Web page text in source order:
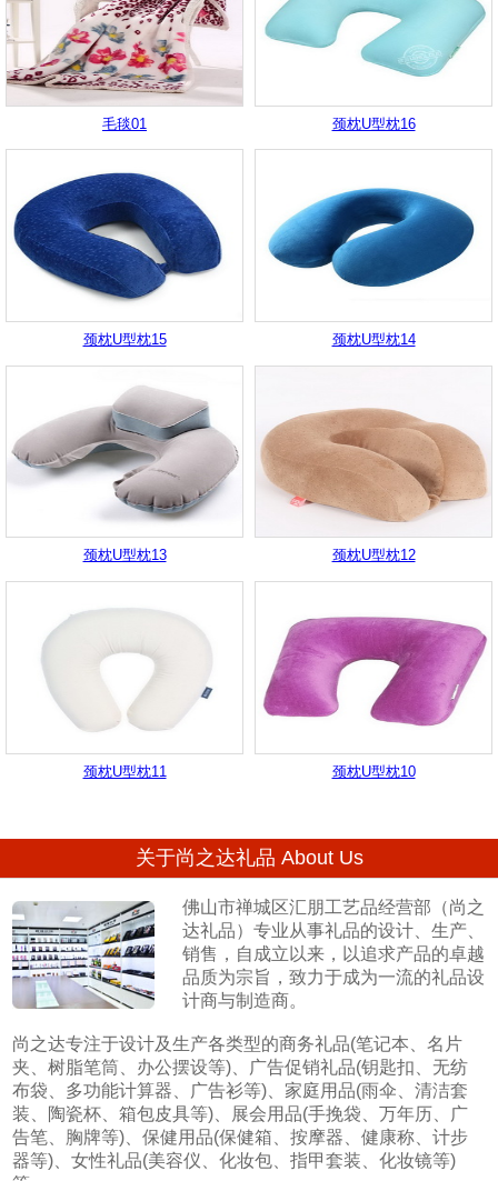
毛毯01 颈枕U型枕16
颈枕U型枕15 颈枕U型枕14
颈枕U型枕13 颈枕U型枕12
颈枕U型枕11 颈枕U型枕10
关于尚之达礼品 About Us
佛山市禅城区汇朋工艺品经营部（尚之
达礼品）专业从事礼品的设计、生产、
销售，自成立以来，以追求产品的卓越
品质为宗旨，致力于成为一流的礼品设
计商与制造商。
尚之达专注于设计及生产各类型的商务礼品(笔记本、名片
夹、树脂笔筒、办公摆设等)、广告促销礼品(钥匙扣、无纺
布袋、多功能计算器、广告衫等)、家庭用品(雨伞、清洁套
装、陶瓷杯、箱包皮具等)、展会用品(手挽袋、万年历、广
告笔、胸牌等)、保健用品(保健箱、按摩器、健康称、计步
器等)、女性礼品(美容仪、化妆包、指甲套装、化妆镜等)